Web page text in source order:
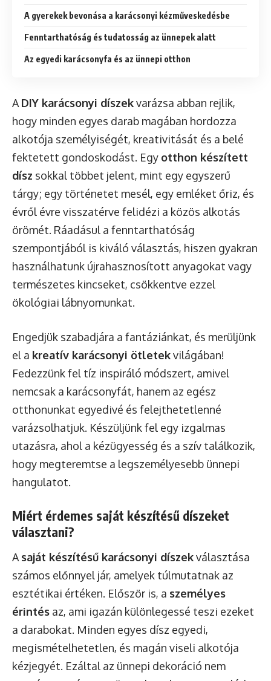
A gyerekek bevonása a karácsonyi kézműveskedésbe
Fenntarthatóság és tudatosság az ünnepek alatt
Az egyedi karácsonyfa és az ünnepi otthon
A DIY karácsonyi díszekvarázsa abban rejlik,
hogy minden egyes darab magában hordozza
alkotója személyiségét, kreativitását és a belé
fektetett gondoskodást. Egy otthon készített
dísz sokkal többet jelent, mint egy egyszerű
tárgy; egy történetet mesél, egy emléket őriz, és
évről évre visszatérve felidézi a közös alkotás
örömét. Ráadásul a fenntarthatóság
szempontjából is kiváló választás, hiszen gyakran
használhatunk újrahasznosított anyagokat vagy
természetes kincseket, csökkentve ezzel
ökológiai lábnyomunkat.
Engedjük szabadjára a fantáziánkat, és merüljünk
el a kreatív karácsonyi ötletekvilágában!
Fedezzünk fel tíz inspiráló módszert, amivel
nemcsak a karácsonyfát, hanem az egész
otthonunkat egyedivé és felejthetetlenné
varázsolhatjuk. Készüljünk fel egy izgalmas
utazásra, ahol a kézügyesség és a szív találkozik,
hogy megteremtse a legszemélyesebb ünnepi
hangulatot.
Miért érdemes saját készítésű díszeket
választani?
A saját készítésű karácsonyi díszekválasztása
számos előnnyel jár, amelyek túlmutatnak az
esztétikai értéken. Először is, a személyes
érintés az, ami igazán különlegessé teszi ezeket
a darabokat. Minden egyes dísz egyedi,
megismételhetetlen, és magán viseli alkotója
kézjegyét. Ezáltal az ünnepi dekoráció nem